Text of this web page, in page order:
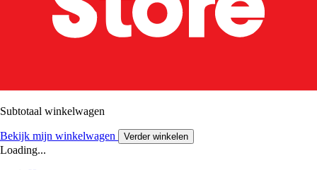
Subtotaal winkelwagen
Bekijk mijn winkelwagen Verder winkelen
Loading...